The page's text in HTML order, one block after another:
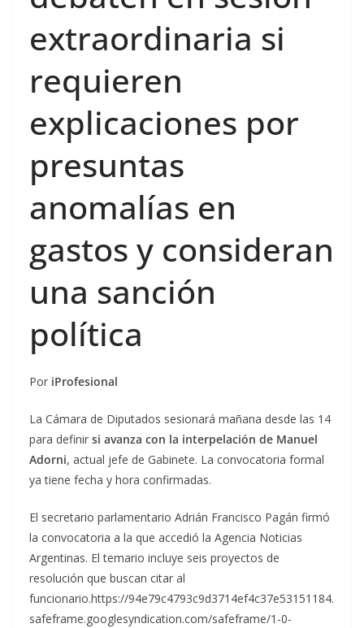
extraordinaria si
requieren
explicaciones por
presuntas
anomalías en
gastos y consideran
una sanción
política
Por iProfesional
La Cámara de Diputados sesionará mañana desde las 14
para definir si avanza con la interpelación de Manuel
Adorni, actual jefe de Gabinete. La convocatoria formal
ya tiene fecha y hora confirmadas.
El secretario parlamentario Adrián Francisco Pagán firmó
la convocatoria a la que accedió la Agencia Noticias
Argentinas. El temario incluye seis proyectos de
resolución que buscan citar al
funcionario.https://94e79c4793c9d3714ef4c37e53151184.
safeframe.googlesyndication.com/safeframe/1-0-